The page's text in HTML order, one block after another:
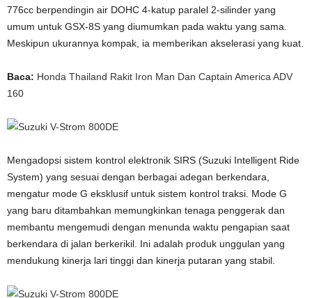
776cc berpendingin air DOHC 4-katup paralel 2-silinder yang
umum untuk GSX-8S yang diumumkan pada waktu yang sama.
Meskipun ukurannya kompak, ia memberikan akselerasi yang kuat.
Baca: Honda Thailand Rakit Iron Man Dan Captain America ADV
160
Mengadopsi sistem kontrol elektronik SIRS (Suzuki Intelligent Ride
System) yang sesuai dengan berbagai adegan berkendara,
mengatur mode G eksklusif untuk sistem kontrol traksi. Mode G
yang baru ditambahkan memungkinkan tenaga penggerak dan
membantu mengemudi dengan menunda waktu pengapian saat
berkendara di jalan berkerikil. Ini adalah produk unggulan yang
mendukung kinerja lari tinggi dan kinerja putaran yang stabil.